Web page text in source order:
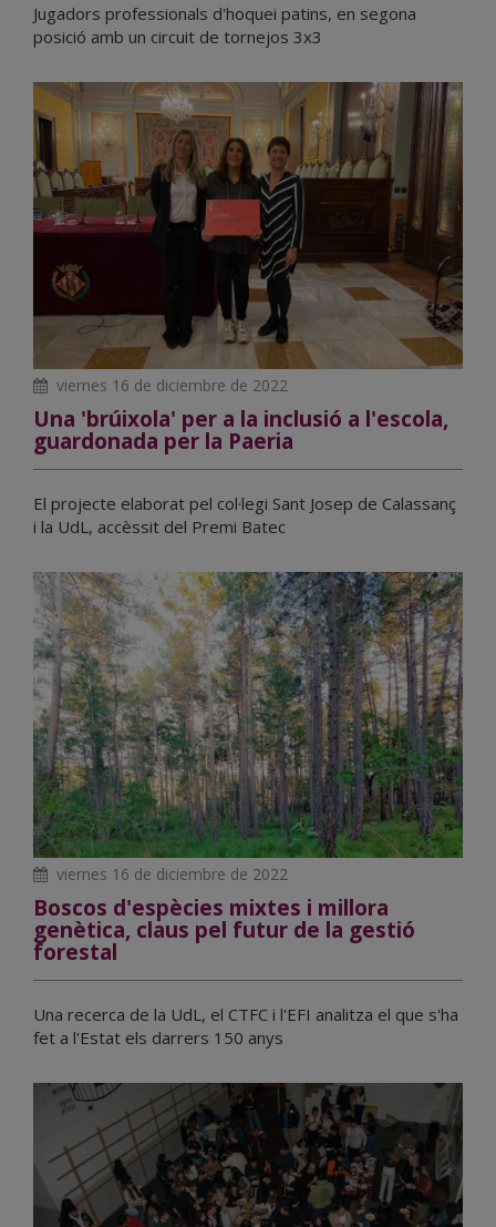
Jugadors professionals d'hoquei patins, en segona
posició amb un circuit de tornejos 3x3
viernes 16 de diciembre de 2022
Una 'brúixola' per a la inclusió a l'escola,
guardonada per la Paeria
El projecte elaborat pel col·legi Sant Josep de Calassanç
i la UdL, accèssit del Premi Batec
viernes 16 de diciembre de 2022
Boscos d'espècies mixtes i millora
genètica, claus pel futur de la gestió
forestal
Una recerca de la UdL, el CTFC i l'EFI analitza el que s'ha
fet a l'Estat els darrers 150 anys